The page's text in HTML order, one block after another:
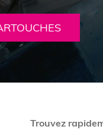
Trouvez